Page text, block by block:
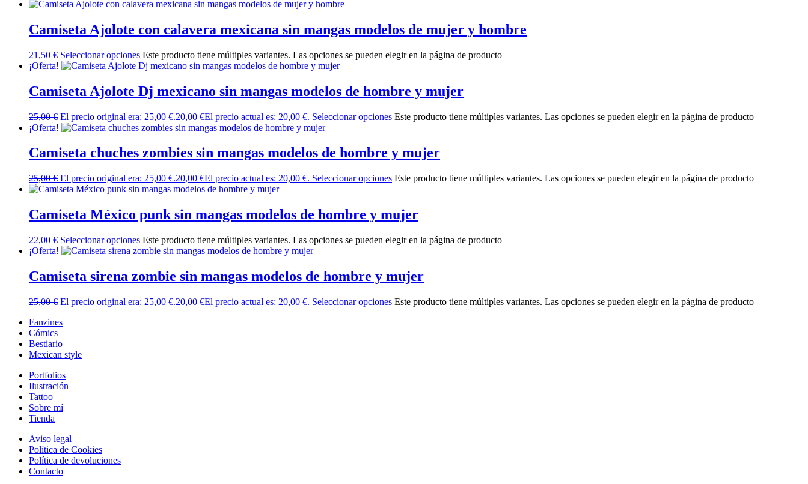
Camiseta Ajolote con calavera mexicana sin mangas modelos de mujer y hombre
21,50 € Seleccionar opciones Este producto tiene múltiples variantes. Las opciones se pueden elegir en la página de producto
¡Oferta!
Camiseta Ajolote Dj mexicano sin mangas modelos de hombre y mujer
25,00€ El precio original era: 25,00 €.20,00 €El precio actual es: 20,00 €. Seleccionar opciones Este producto tiene múltiples variantes. Las opciones se pueden elegir en la página de producto
¡Oferta!
Camiseta chuches zombies sin mangas modelos de hombre y mujer
25,00€ El precio original era: 25,00 €.20,00 €El precio actual es: 20,00 €. Seleccionar opciones Este producto tiene múltiples variantes. Las opciones se pueden elegir en la página de producto
Camiseta México punk sin mangas modelos de hombre y mujer
22,00 € Seleccionar opciones Este producto tiene múltiples variantes. Las opciones se pueden elegir en la página de producto
¡Oferta!
Camiseta sirena zombie sin mangas modelos de hombre y mujer
25,00€ El precio original era: 25,00 €.20,00 €El precio actual es: 20,00 €. Seleccionar opciones Este producto tiene múltiples variantes. Las opciones se pueden elegir en la página de producto
Fanzines
Cómics
Bestiario
Mexican style
Portfolios
Ilustración
Tattoo
Sobre mí
Tienda
Aviso legal
Política de Cookies
Política de devoluciones
Contacto